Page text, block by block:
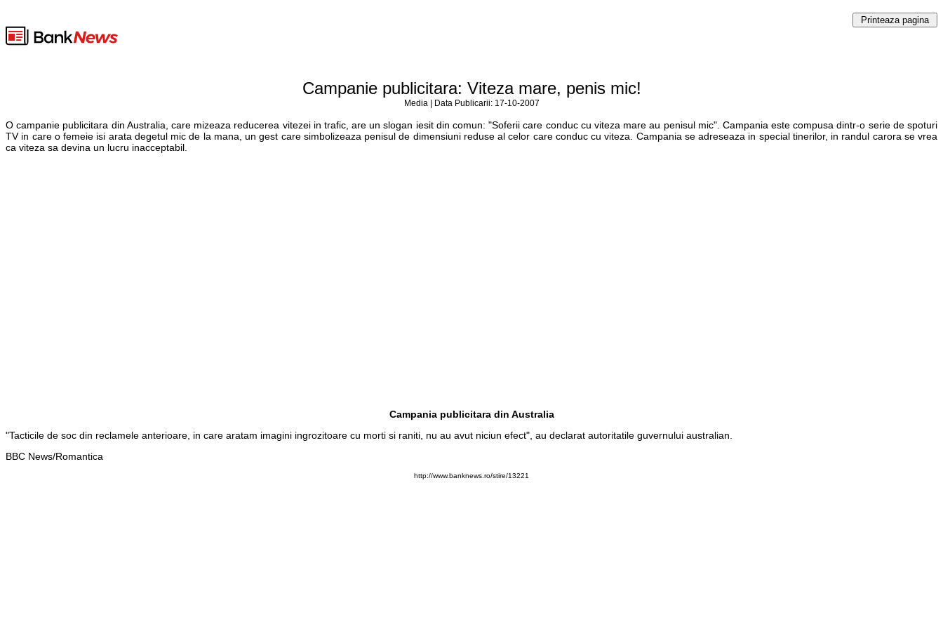
Campanie publicitara: Viteza mare, penis mic!
Media | Data Publicarii: 17-10-2007
O campanie publicitara din Australia, care mizeaza reducerea vitezei in trafic, are un slogan iesit din comun: "Soferii care conduc cu viteza mare au penisul mic". Campania este compusa dintr-o serie de spoturi
TV in care o femeie isi arata degetul mic de la mana, un gest care simbolizeaza penisul de dimensiuni reduse al celor care conduc cu viteza. Campania se adreseaza in special tinerilor, in randul carora se vrea
ca viteza sa devina un lucru inacceptabil.
Campania publicitara din Australia
"Tacticile de soc din reclamele anterioare, in care aratam imagini ingrozitoare cu morti si raniti, nu au avut niciun efect", au declarat autoritatile guvernului australian.
BBC News/Romantica
http://www.banknews.ro/stire/13221